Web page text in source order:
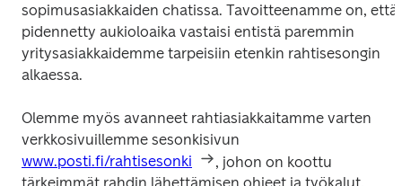
sopimusasiakkaiden chatissa. Tavoitteenamme on, että
pidennetty aukioloaika vastaisi entistä paremmin
yritysasiakkaidemme tarpeisiin etenkin rahtisesongin
Olemme myös avanneet rahtiasiakkaitamme varten
www.posti.fi/rahtisesonki
, johon on koottu